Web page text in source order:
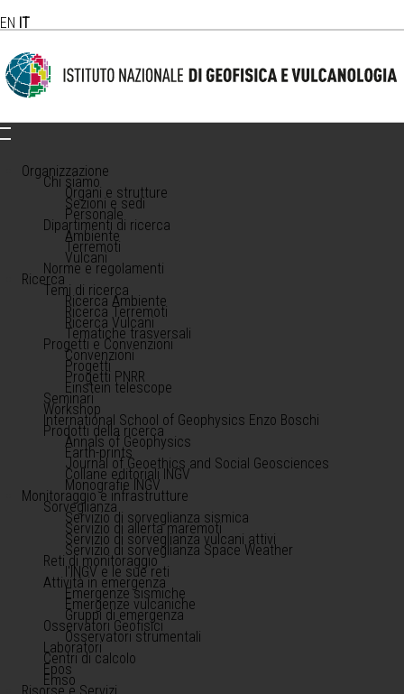
EN IT
Organizzazione
Chi siamo
Organi e strutture
Sezioni e sedi
Personale
Dipartimenti di ricerca
Ambiente
Terremoti
Vulcani
Norme e regolamenti
Ricerca
Temi di ricerca
Ricerca Ambiente
Ricerca Terremoti
Ricerca Vulcani
Tematiche trasversali
Progetti e Convenzioni
Convenzioni
Progetti
Progetti PNRR
Einstein telescope
Seminari
Workshop
International School of Geophysics Enzo Boschi
Prodotti della ricerca
Annals of Geophysics
Earth-prints
Journal of Geoethics and Social Geosciences
Collane editoriali INGV
Monografie INGV
Monitoraggio e infrastrutture
Sorveglianza
Servizio di sorveglianza sismica
Servizio di allerta maremoti
Servizio di sorveglianza vulcani attivi
Servizio di sorveglianza Space Weather
Reti di monitoraggio
l'INGV e le sue reti
Attività in emergenza
Emergenze sismiche
Emergenze vulcaniche
Gruppi di emergenza
Osservatori Geofisici
Osservatori strumentali
Laboratori
Centri di calcolo
Epos
Emso
Risorse e Servizi